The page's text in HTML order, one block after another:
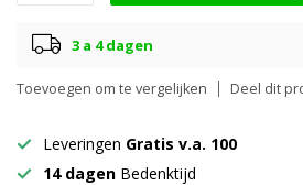
3 a 4 dagen
Toevoegen om te vergelijken Deel dit
Leveringen Gratis v.a. 100
14 dagen Bedenktijd